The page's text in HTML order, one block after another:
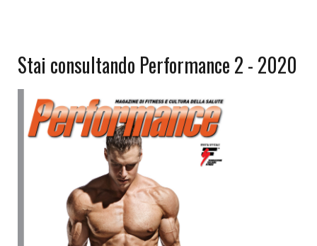
Stai consultando Performance 2 - 2020